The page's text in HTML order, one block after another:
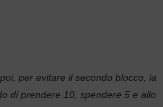
per evitare il secondo blocco, la
di prendere 10, spendere 5 e allo